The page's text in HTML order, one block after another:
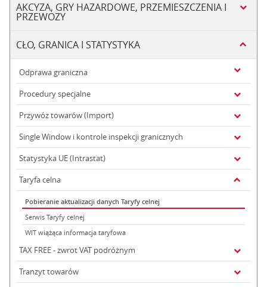
AKCYZA, GRY HAZARDOWE, PRZEMIESZCZENIA I
PRZEWOZY
CŁO, GRANICA I STATYSTYKA
Odprawa graniczna
Procedury specjalne
Przywóz towarów (Import)
Single Window i kontrole inspekcji granicznych
Statystyka UE (Intrastat)
Taryfa celna
Pobieranie aktualizacji danych Taryfy celnej
Serwis Taryfy celnej
WIT wiążąca informacja taryfowa
TAX FREE - zwrot VAT podróżnym
Tranzyt towarów